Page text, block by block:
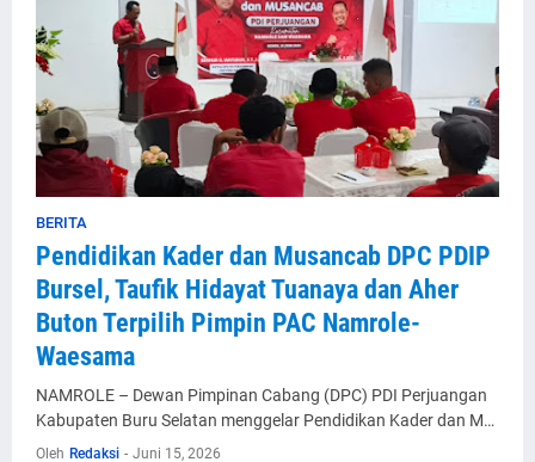
BERITA
Pendidikan Kader dan Musancab DPC PDIP
Bursel, Taufik Hidayat Tuanaya dan Aher
Buton Terpilih Pimpin PAC Namrole-
Waesama
NAMROLE – Dewan Pimpinan Cabang (DPC) PDI Perjuangan
Kabupaten Buru Selatan menggelar Pendidikan Kader dan M…
Oleh Redaksi - Juni 15, 2026